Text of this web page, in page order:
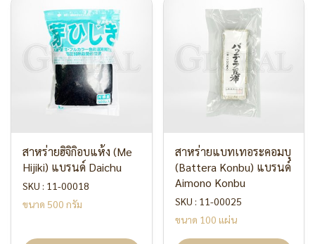
สาหร่ายฮิจิกิอบแห้ง (Me
Hijiki) แบรนด์ Daichu
SKU : 11-00018
ขนาด 500 กรัม
สาหร่ายแบทเทอระคอมบุ
(Battera Konbu) แบรนด์
Aimono Konbu
SKU : 11-00025
ขนาด 100 แผ่น